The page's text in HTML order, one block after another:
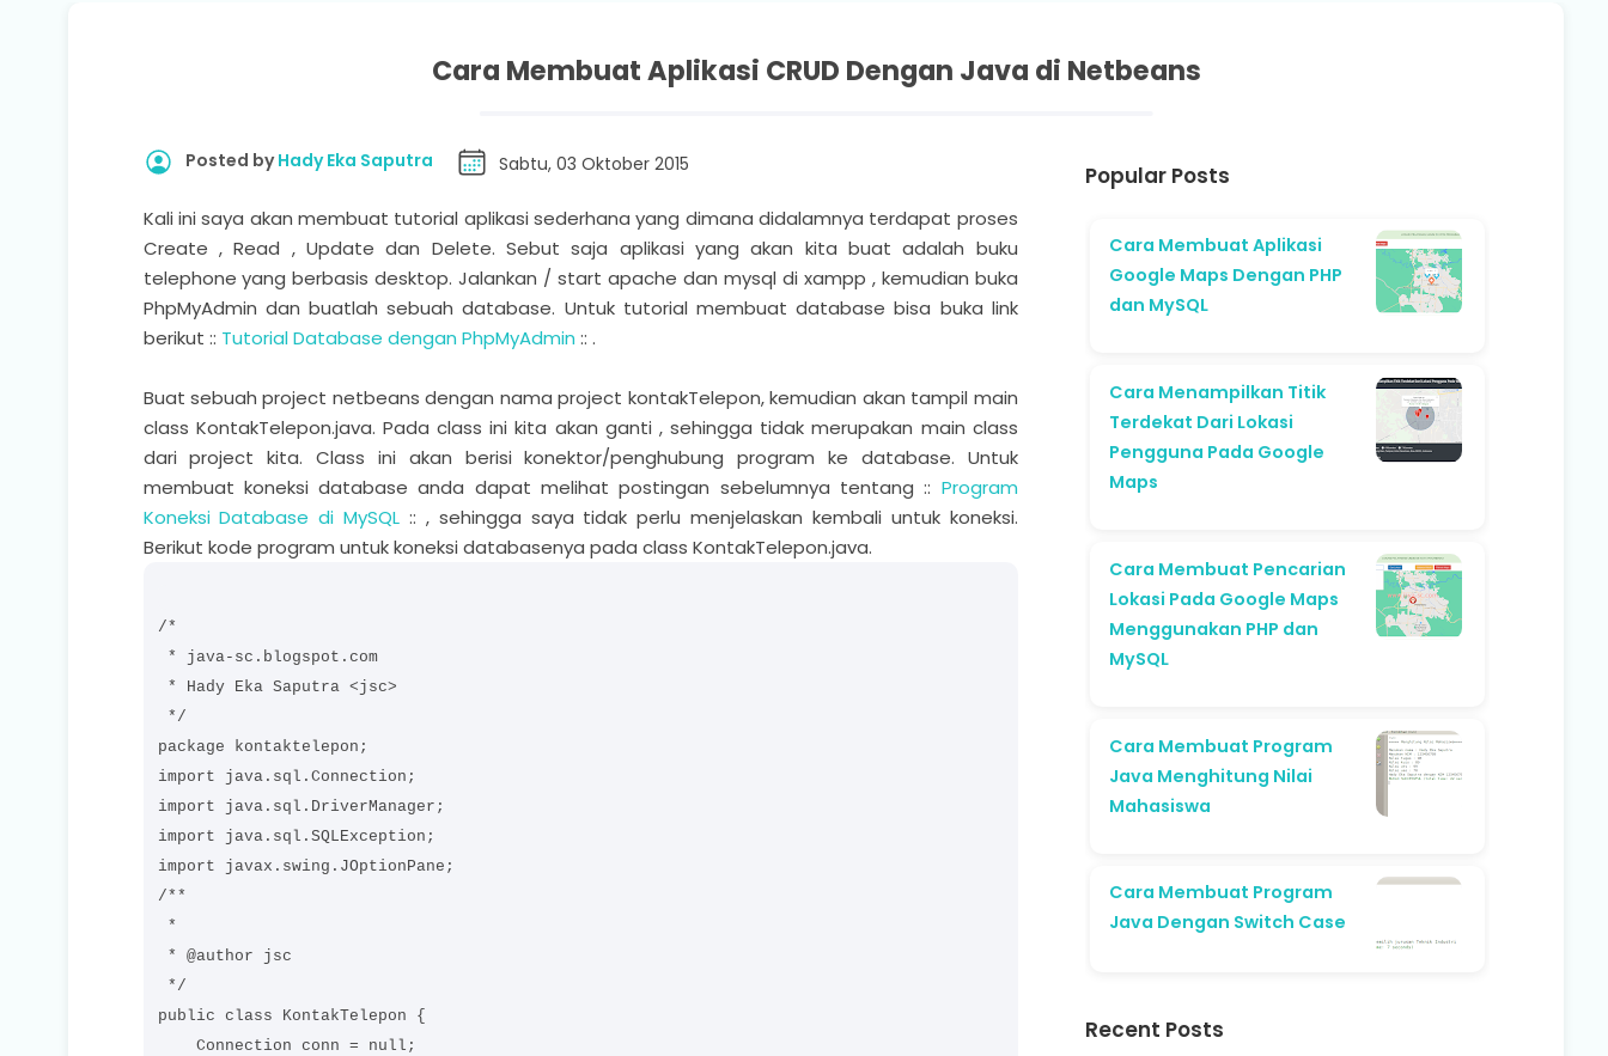
Cara Membuat Aplikasi CRUD Dengan Java di Netbeans
Posted byHady Eka Saputra Sabtu, 03 Oktober 2015
Kali ini saya akan membuat tutorial aplikasi sederhana yang dimana didalamnya terdapat proses
Create , Read , Update dan Delete. Sebut saja aplikasi yang akan kita buat adalah buku
telephone yang berbasis desktop. Jalankan / start apache dan mysql di xampp , kemudian buka
PhpMyAdmin dan buatlah sebuah database. Untuk tutorial membuat database bisa buka link
berikut :: Tutorial Database dengan PhpMyAdmin :: .
Buat sebuah project netbeans dengan nama project kontakTelepon, kemudian akan tampil main
class KontakTelepon.java. Pada class ini kita akan ganti , sehingga tidak merupakan main class
dari project kita. Class ini akan berisi konektor/penghubung program ke database. Untuk
membuat koneksi database anda dapat melihat postingan sebelumnya tentang :: Program
Koneksi Database di MySQL :: , sehingga saya tidak perlu menjelaskan kembali untuk koneksi.
Berikut kode program untuk koneksi databasenya pada class KontakTelepon.java.
/*
* java-sc.blogspot.com
* Hady Eka Saputra <jsc>
*/
package kontaktelepon;
import java.sql.Connection;
import java.sql.DriverManager;
import java.sql.SQLException;
import javax.swing.JOptionPane;
/**
*
* @author jsc
*/
public class KontakTelepon {
Connection conn = null;
Popular Posts
Cara Membuat Aplikasi
Google Maps Dengan PHP
dan MySQL
Cara Menampilkan Titik
Terdekat Dari Lokasi
Pengguna Pada Google
Maps
Cara Membuat Pencarian
Lokasi Pada Google Maps
Menggunakan PHP dan
MySQL
Cara Membuat Program
Java Menghitung Nilai
Mahasiswa
Cara Membuat Program
Java Dengan Switch Case
Recent Posts